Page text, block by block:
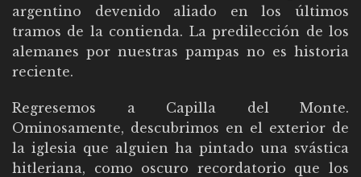
argentino devenido aliado en los últimos
tramos de la contienda. La predilección de los
alemanes por nuestras pampas no es historia
reciente.
Regresemos a Capilla del Monte.
Ominosamente, descubrimos en el exterior de
la iglesia que alguien ha pintado una svástica
hitleriana, como oscuro recordatorio que los